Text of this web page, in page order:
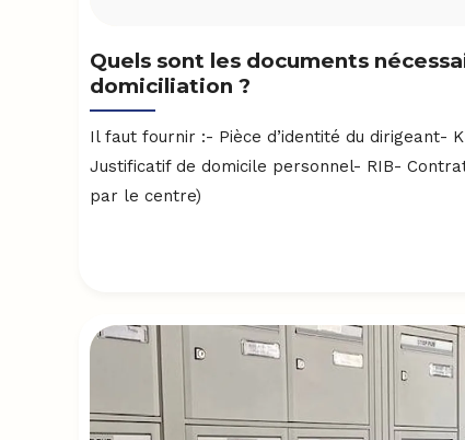
Quels sont les documents
domiciliation ?
Il faut fournir :- Pièce d’identité du dirigeant-
Justificatif de domicile personnel- RIB-
par le centre)